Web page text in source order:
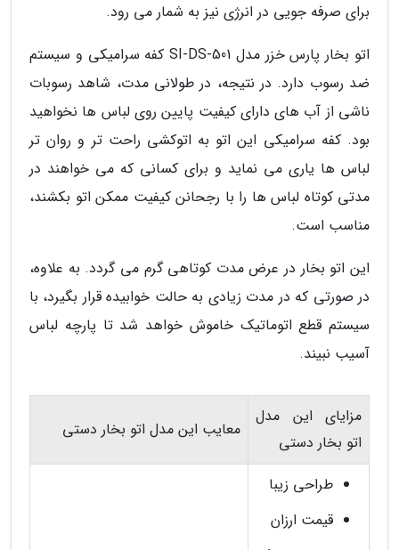
برای صرفه جویی در انرژی نیز به شمار می رود.
اتو بخار پارس خزر مدل SI-DS-501 کفه سرامیکی و سیستم
ضد رسوب دارد. در نتیجه، در طولانی مدت، شاهد رسوبات
ناشی از آب های دارای کیفیت پایین روی لباس ها نخواهید
بود. کفه سرامیکی این اتو به اتوکشی راحت تر و روان تر
لباس ها یاری می نماید و برای کسانی که می خواهند در
مدتی کوتاه لباس ها را با رجحانن کیفیت ممکن اتو بکشند،
مناسب است.
این اتو بخار در عرض مدت کوتاهی گرم می گردد. به علاوه،
در صورتی که در مدت زیادی به حالت خوابیده قرار بگیرد، با
سیستم قطع اتوماتیک خاموش خواهد شد تا پارچه لباس
آسیب نبیند.
مزایای این مدل
اتو بخار دستی
معایب این مدل اتو بخار دستی
طراحی زیبا
قیمت ارزان